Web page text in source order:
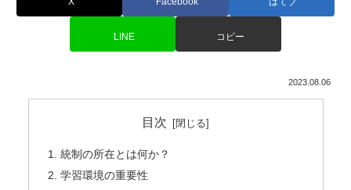
LINE コピー
2023.08.06
目次
統制の所在とは何か？
学習環境の重要性